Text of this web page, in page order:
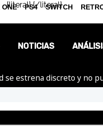
{literal}{/literal}
NOTICIAS
OPINIÓN
se estrena discreto y no
ONE PS4 SWITCH